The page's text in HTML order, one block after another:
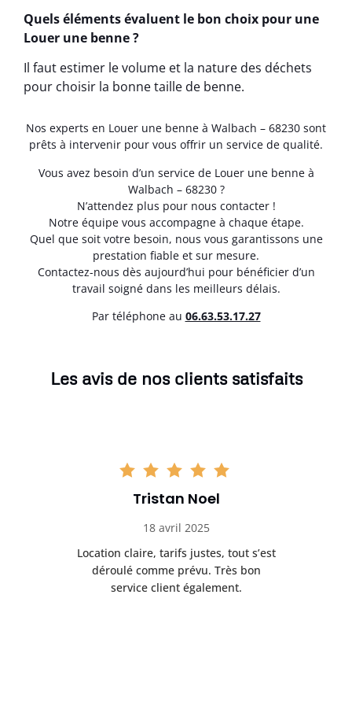
Quels éléments évaluent le bon choix pour une
Louer une benne ?
Il faut estimer le volume et la nature des déchets
pour choisir la bonne taille de benne.
Nos experts en Louer une benne à Walbach – 68230 sont
prêts à intervenir pour vous offrir un service de qualité.
Vous avez besoin d’un service de Louer une benne à
Walbach – 68230 ?
N’attendez plus pour nous contacter !
Notre équipe vous accompagne à chaque étape.
Quel que soit votre besoin, nous vous garantissons une
prestation fiable et sur mesure.
Contactez-nous dès aujourd’hui pour bénéficier d’un
travail soigné dans les meilleurs délais.
Par téléphone au 06.63.53.17.27
Les avis de nos clients satisfaits
Tristan Noel
18 avril 2025
Location claire, tarifs justes, tout s’est
déroulé comme prévu. Très bon
service client également.